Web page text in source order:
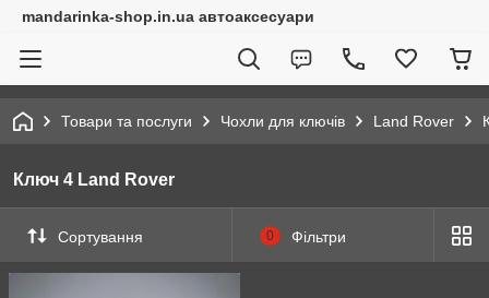
mandarinka-shop.in.ua автоаксесуари
Товари та послуги Чохли для ключів Land Rover
Ключ 4 Land Rover
Сортування 0 Фільтри